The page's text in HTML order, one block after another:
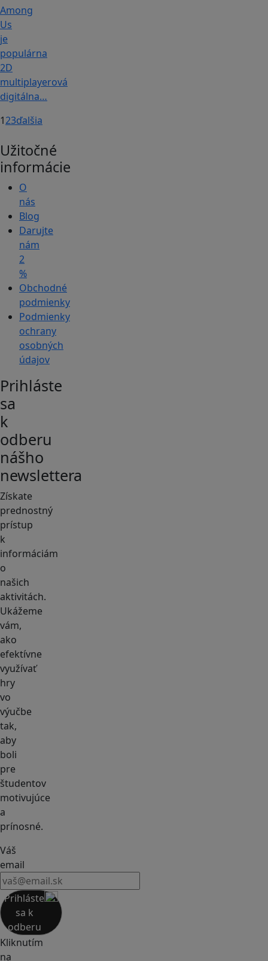
Among
Us
je
populárna
2D
multiplayerová
digitálna…
123ďalšia
Užitočné
informácie
O
nás
Blog
Darujte
nám
2
%
Obchodné
podmienky
Podmienky
ochrany
osobných
údajov
Prihláste
sa
k
odberu
nášho
newslettera
Získate
prednostný
prístup
k
informáciám
o
našich
aktivitách.
Ukážeme
vám,
ako
efektívne
využívať
hry
vo
výučbe
tak,
aby
boli
pre
študentov
motivujúce
a
prínosné.
Váš
email
Prihláste
sa k
odberu
Kliknutím
na